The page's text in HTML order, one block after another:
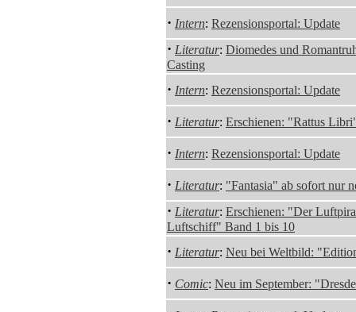
· Intern: Rezensionsportal: Update
· Literatur: Diomedes und
Casting
· Intern: Rezensionsportal: Update
· Literatur: Erschienen: "Rattus
· Intern: Rezensionsportal: Update
· Literatur: "Fantasia" ab sofort nur
· Literatur: Erschienen: "Der
Luftschiff" Band 1 bis 10
· Literatur: Neu bei Weltbild:
· Comic: Neu im September: